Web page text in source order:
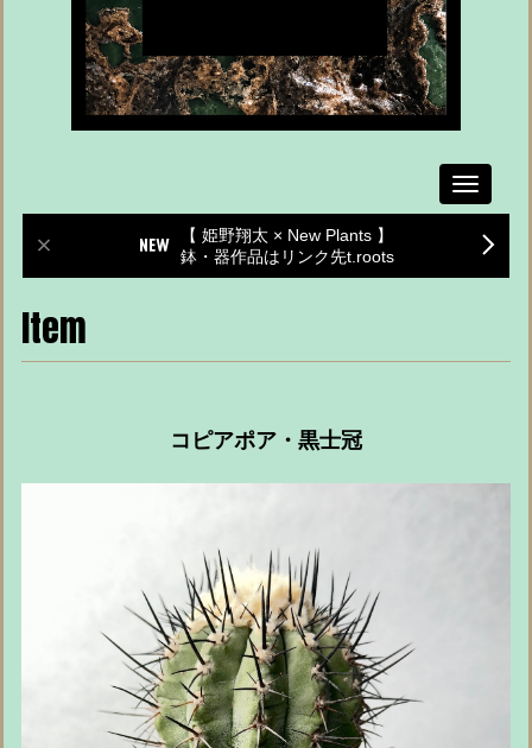
Toggle
【 姫野翔太 × New Plants 】
鉢・器作品はリンク先t.roots
Item
コピアポア・黒士冠